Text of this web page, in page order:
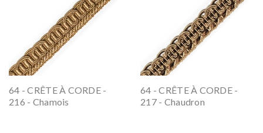
64 - CRÊTE À CORDE -
216 - Chamois
64 - CRÊTE À CORDE -
217 - Chaudron